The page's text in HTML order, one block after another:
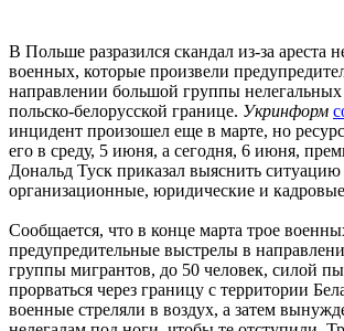
В Польше разразился скандал из-за ареста
военных, которые произвели
направлении большой группы
польско-белорусской границе. Укринформ
инцидент произошел еще в марте, но
его в среду, 5 июня, а сегодня, 6 июня,
Дональд Туск приказал выяснить ситуацию
организационные, юридические и
Сообщается, что в конце марта трое
предупредительные выстрелы в
группы мигрантов, до 50 человек, силой
прорваться через границу с территории
военные стреляли в воздух, а затем